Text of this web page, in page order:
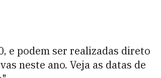
e podem ser realizadas direto
neste ano. Veja as datas de